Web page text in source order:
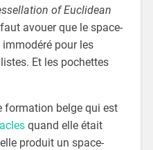
of Euclidean
avouer que le space-
pour les
Et les pochettes
formation belge qui est
quand elle était
produit un space-